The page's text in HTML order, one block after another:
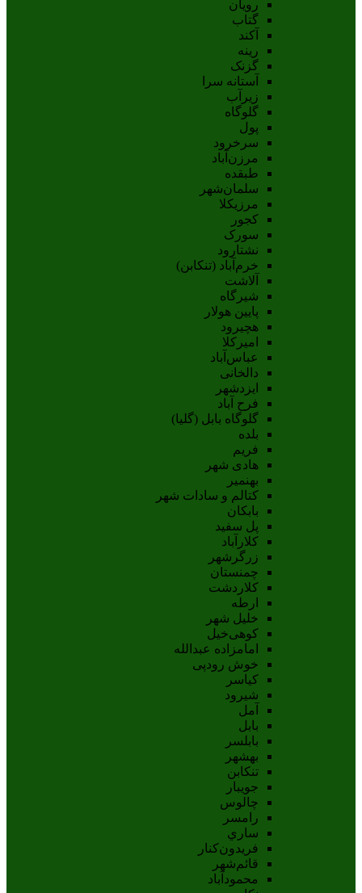
رویان
گتاب
آکند
رینه
گزنک
آستانه سرا
زیرآب
گلوگاه
پول
سرخرود
مرزن‌آباد
طبقده
سلمان‌شهر
مرزیکلا
کجور
سورک
نشتارود
خرم‌آباد (تنکابن)
آلاشت
شیرگاه
پایین هولار
هچیرود
امیرکلا
عباس‌آباد
دالخانی
ایزدشهر
فرح آباد
گلوگاه بابل (گلیا)
بلده
فریم
هادی شهر
بهنمیر
کتالم و سادات شهر
بابکان
پل سفید
کلارآباد
زرگرشهر
چمنستان
کلاردشت
ارطه
خلیل شهر
کوهی‌خیل
امامزاده عبدالله
خوش رودپی
کیاسر
شیرود
آمل
بابل
بابلسر
بهشهر
تنکابن
جويبار
چالوس
رامسر
ساري
فريدون‌کنار
قائم‌شهر
محمودآباد